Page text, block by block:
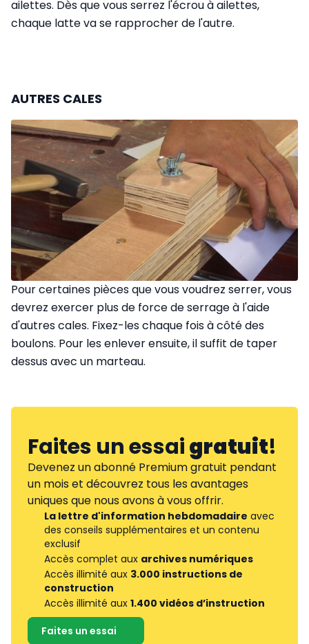
ailettes. Dès que vous serrez l'écrou à ailettes,
chaque latte va se rapprocher de l'autre.
AUTRES CALES
Pour certaines pièces que vous voudrez serrer, vous
devrez exercer plus de force de serrage à l'aide
d'autres cales. Fixez-les chaque fois à côté des
boulons. Pour les enlever ensuite, il suffit de taper
dessus avec un marteau.
Faites un essaigratuit!
Devenez un abonné Premium gratuit pendant
un mois et découvrez tous les avantages
uniques que nous avons à vous offrir.
La lettre d'information hebdomadaire avec
des conseils supplémentaires et un contenu
exclusif
Accès complet aux archives numériques
Accès illimité aux 3.000 instructions de
construction
Accès illimité aux 1.400 vidéos d’instruction
Faites un essai